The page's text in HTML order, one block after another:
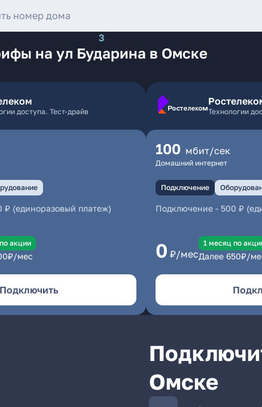
3
на ул Бударина в Омске
доступа. Тест-драйв
₽ (единоразовый платеж)
акции
₽/мес
Подключить
Технологии
100 мбит/сек
Домашний интернет
Подключение
Подключение- 500 ₽
0 ₽/мес
1 месяц по
Далее 650₽/
Омске